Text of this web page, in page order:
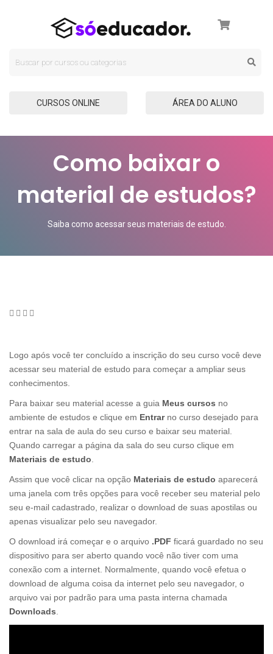
CURSOS ONLINE ÁREA DO ALUNO
Como baixar o
material de estudos?
Saiba como acessar seus materiais de estudo.
Logo após você ter concluído a inscrição do seu curso você deve
acessar seu material de estudo para começar a ampliar seus
conhecimentos.
Para baixar seu material acesse a guia Meus cursos no
ambiente de estudos e clique em Entrar no curso desejado para
entrar na sala de aula do seu curso e baixar seu material.
Quando carregar a página da sala do seu curso clique em
Materiais de estudo
Assim que você clicar na opção Materiais de estudo aparecerá
uma janela com três opções para você receber seu material pelo
seu e-mail cadastrado, realizar o download de suas apostilas ou
apenas visualizar pelo seu navegador.
O download irá começar e o arquivo .PDF ficará guardado no seu
dispositivo para ser aberto quando você não tiver com uma
conexão com a internet. Normalmente, quando você efetua o
download de alguma coisa da internet pelo seu navegador, o
arquivo vai por padrão para uma pasta interna chamada
Downloads